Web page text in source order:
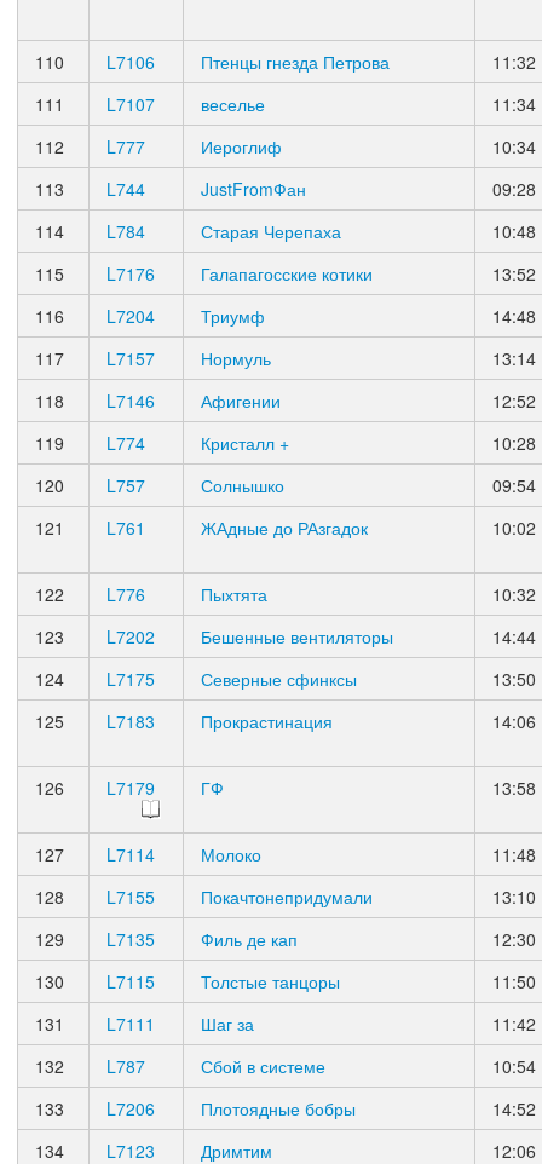
110 L7106 Птенцы гнезда Петрова
11:32
111
L7107 веселье
11:34
112
L777 Иероглиф
10:34
113
L744 JustFromФан
09:28
114
L784 Старая Черепаха
10:48
115
L7176 Галапагосские котики
13:52
116
L7204 Триумф
14:48
117
L7157 Нормуль
13:14
118
L7146 Афигении
12:52
119
L774 Кристалл +
10:28
120
L757 Солнышко
09:54
121
L761 ЖАдные до РАзгадок 10:02
122 L776 Пыхтята
10:32
123
L7202 Бешенные вентиляторы
14:44
124
L7175 Северные сфинксы
13:50
125
L7183 Прокрастинация 14:06
126 L7179 ГФ 13:58
127 L7114 Молоко
11:48
128
L7155 Покачтонепридумали
13:10
129
L7135 Филь де кап
12:30
130
L7115 Толстые танцоры
11:50
131
L7111 Шаг за
11:42
132
L787 Сбой в системе
10:54
133
L7206 Плотоядные бобры
14:52
134
L7123 Дримтим
12:06